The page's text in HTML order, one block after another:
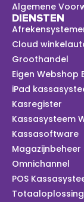
DIENSTEN
Cloud
Groothandel
Eigen Webshop
iPad
Kasregister
Kassasysteem
Kassasoftware
Omnichannel
POS
Totaaloplossing
Algemene